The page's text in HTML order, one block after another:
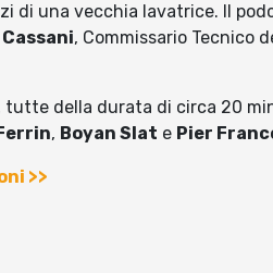
di una vecchia lavatrice. Il
, Commissario Tecnico
tutte della durata di circa 20
, Boyan Slat e Pier
>>